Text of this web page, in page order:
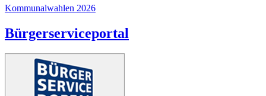
Kommunalwahlen 2026
Bürgerserviceportal